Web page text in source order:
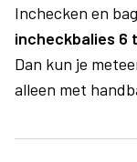
Inchecken en
incheckbalies 6
Dan kun je
alleen met